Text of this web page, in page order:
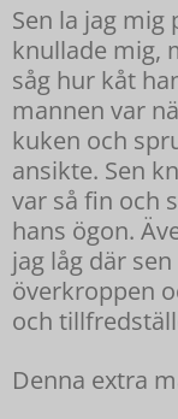
Sen la jag mig
knullade mig,
såg hur kåt
mannen var
kuken och
ansikte. Sen
var så fin och
hans ögon.
jag låg där
överkroppen
och
Denna extra